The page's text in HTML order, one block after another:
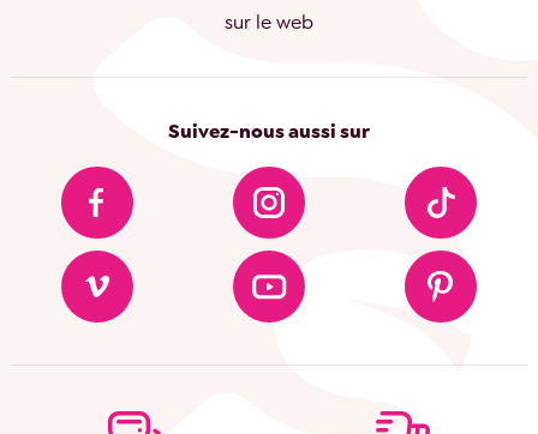
sur le web
Suivez-nous aussi sur